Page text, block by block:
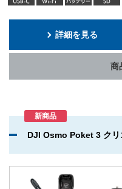
詳細を見る
商
DJI Osmo Poket 3 クリ
新商品